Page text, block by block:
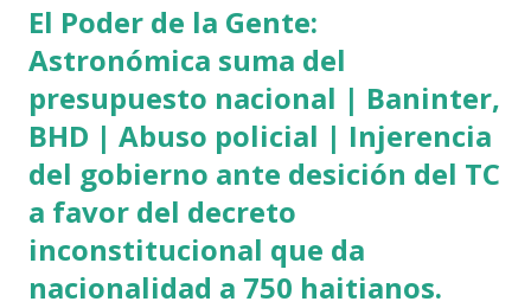
El Poder de la Gente:
Astronómica suma del
presupuesto nacional | Baninter,
BHD | Abuso policial | Injerencia
del gobierno ante desición del TC
a favor del decreto
inconstitucional que da
nacionalidad a 750 haitianos.